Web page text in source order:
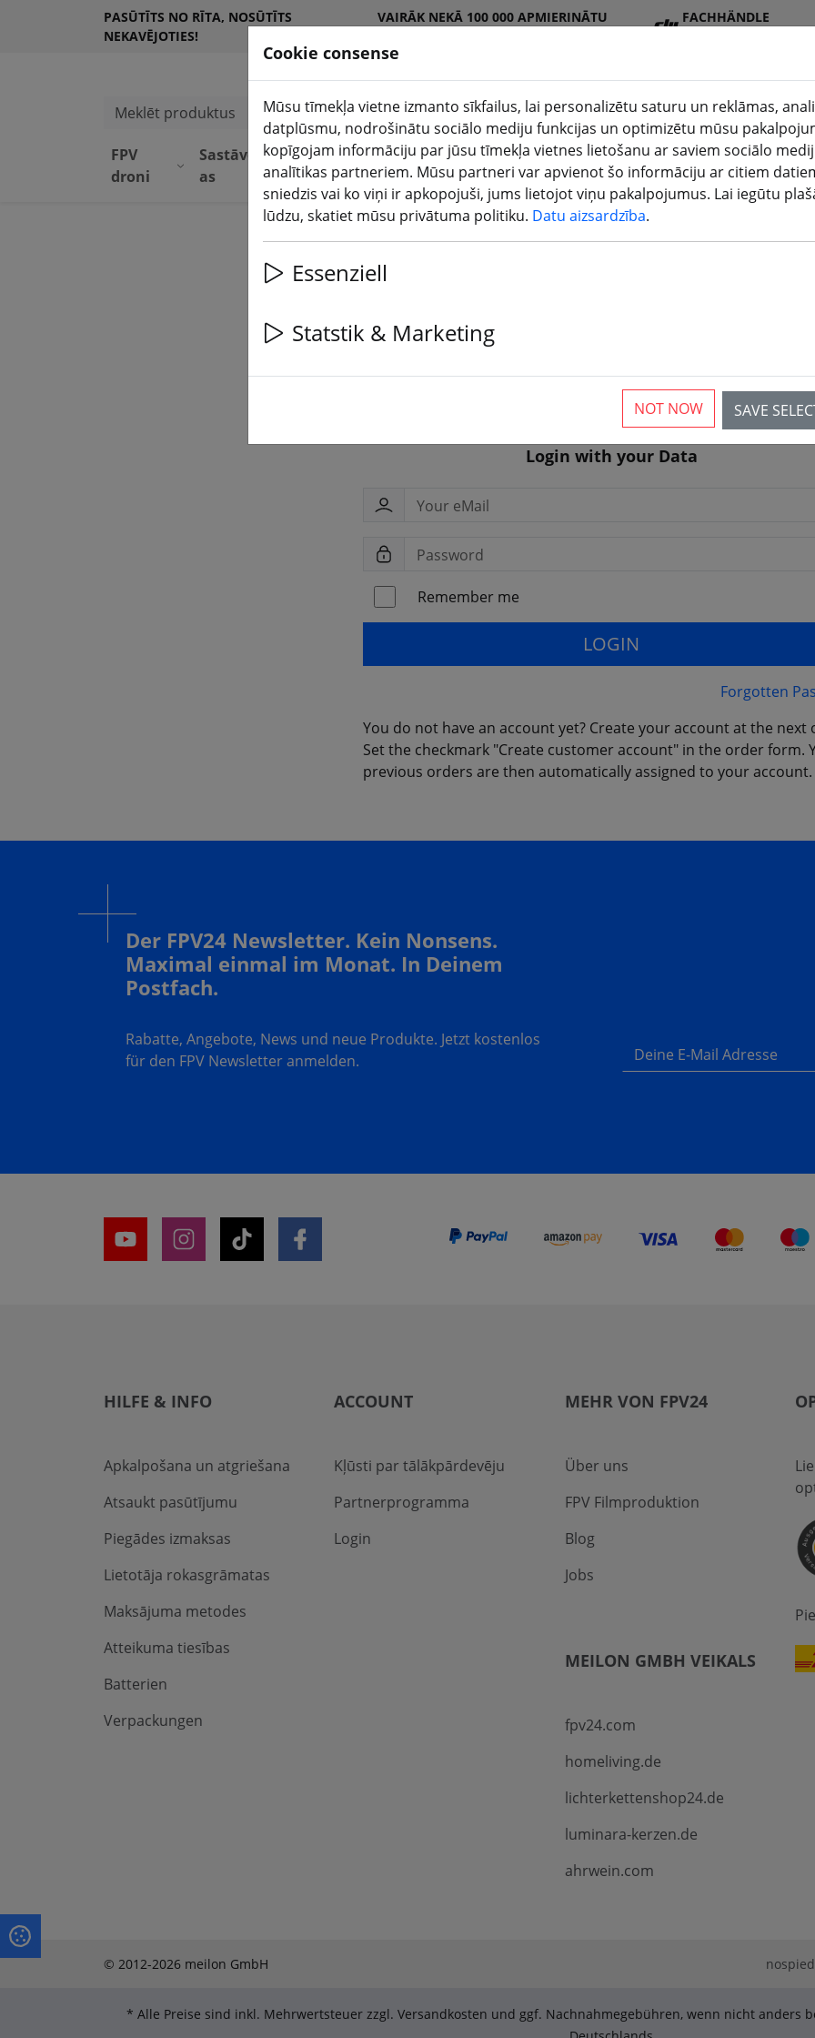
PASŪTĪTS NO RĪTA, NOSŪTĪTS
NEKAVĒJOTIES!
VAIRĀK NEKĀ 100 000 APMIERINĀTU
FACHHÄNDLE
Meklēt produktus
FPV
droni
Sastāvdaļ
as
Aprīkoju
ms
DJI
veikals
Baterija
s
Propeller
is
Aksesuā
ri
3D
Sign in with Google
Login with your Data
Your eMail
Password
Remember me
LOGIN
Forgotten
You do not have an account yet? Create your account at the next
Set the checkmark "Create customer account" in the order form.
previous orders are then automatically assigned to your account.
Der FPV24 Newsletter. Kein Nonsens.
Maximal einmal im Monat. In Deinem
Postfach.
Rabatte, Angebote, News und neue Produkte. Jetzt kostenlos
für den FPV Newsletter anmelden.
Deine E-Mail Adresse
HILFE & INFO
Apkalpošana un atgriešana
Atsaukt pasūtījumu
Piegādes izmaksas
Lietotāja rokasgrāmatas
Maksājuma metodes
Atteikuma tiesības
Batterien
Verpackungen
ACCOUNT
Kļūsti par tālākpārdevēju
Partnerprogramma
Login
MEHR VON FPV24
Über uns
FPV Filmproduktion
Blog
Jobs
MEILON GMBH VEIKALS
fpv24.com
homeliving.de
lichterkettenshop24.de
luminara-kerzen.de
ahrwein.com
© 2012-2026 meilon GmbH
* Alle Preise sind inkl. Mehrwertsteuer zzgl. Versandkosten und ggf. Nachnahmegebühren, wenn nicht
Cookie consense
Mūsu tīmekļa vietne izmanto sīkfailus, lai personalizētu saturu un reklāmas,
datplūsmu, nodrošinātu sociālo mediju funkcijas un optimizētu mūsu
kopīgojam informāciju par jūsu tīmekļa vietnes lietošanu ar saviem sociālo
analītikas partneriem. Mūsu partneri var apvienot šo informāciju ar citiem
sniedzis vai ko viņi ir apkopojuši, jums lietojot viņu pakalpojumus. Lai iegūtu
lūdzu, skatiet mūsu privātuma politiku. Datu aizsardzība.
Essenziell
Statstik & Marketing
SAVE
NOT NOW